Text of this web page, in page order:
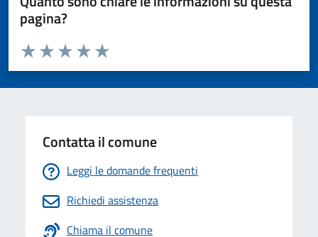
pagina?
Valuta da 1 a 5 stelle la pagina
Valuta 5 stelle su 5
Valuta 4 stelle su 5
Valuta 3 stelle su 5
Valuta 2 stelle su 5
Valuta 1 stelle su 5
Contatta il comune
Leggi le domande frequenti
Richiedi assistenza
Chiama il comune